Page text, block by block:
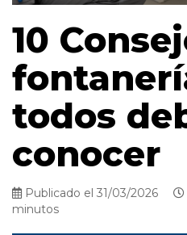
10
todos
conocer
Publicado el 31/03/2026
minutos